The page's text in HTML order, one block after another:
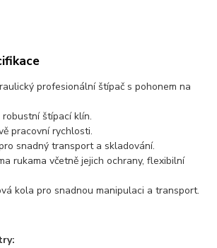
profesionální štípač s pohonem na
štípací klín.
pracovní rychlosti.
snadný transport a skladování.
rukama včetně jejich ochrany, flexibilní
kola pro snadnou manipulaci a transport.